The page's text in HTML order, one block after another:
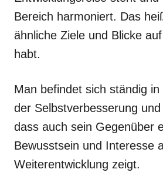
Bereich harmoniert. Das
ähnliche Ziele und Blicke
habt.
Man befindet sich ständig
der Selbstverbesserung
dass auch sein Gegenüber
Bewusstsein und Interesse
Weiterentwicklung zeigt.